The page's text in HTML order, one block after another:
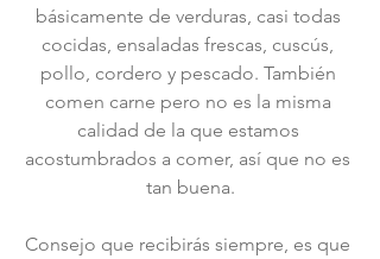
básicamente de verduras, casi todas
cocidas, ensaladas frescas, cuscús,
pollo, cordero y pescado. También
comen carne pero no es la misma
calidad de la que estamos
acostumbrados a comer, así que no es
tan buena.
Consejo que recibirás siempre, es que